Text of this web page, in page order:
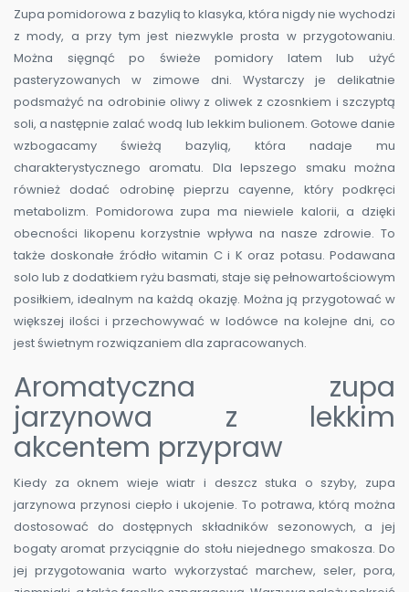
Zupa pomidorowa z bazylią to klasyka, która nigdy nie wychodzi
z mody, a przy tym jest niezwykle prosta w przygotowaniu.
Można sięgnąć po świeże pomidory latem lub użyć
pasteryzowanych w zimowe dni. Wystarczy je delikatnie
podsmażyć na odrobinie oliwy z oliwek z czosnkiem i szczyptą
soli, a następnie zalać wodą lub lekkim bulionem. Gotowe danie
wzbogacamy świeżą bazylią, która nadaje mu
charakterystycznego aromatu. Dla lepszego smaku można
również dodać odrobinę pieprzu cayenne, który podkręci
metabolizm. Pomidorowa zupa ma niewiele kalorii, a dzięki
obecności likopenu korzystnie wpływa na nasze zdrowie. To
także doskonałe źródło witamin C i K oraz potasu. Podawana
solo lub z dodatkiem ryżu basmati, staje się pełnowartościowym
posiłkiem, idealnym na każdą okazję. Można ją przygotować w
większej ilości i przechowywać w lodówce na kolejne dni, co
jest świetnym rozwiązaniem dla zapracowanych.
Aromatyczna zupa
jarzynowa z lekkim
akcentem przypraw
Kiedy za oknem wieje wiatr i deszcz stuka o szyby, zupa
jarzynowa przynosi ciepło i ukojenie. To potrawa, którą można
dostosować do dostępnych składników sezonowych, a jej
bogaty aromat przyciągnie do stołu niejednego smakosza. Do
jej przygotowania warto wykorzystać marchew, seler, pora,